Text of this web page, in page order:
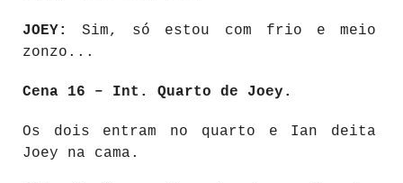
JOEY:
Sim, só estou com frio e meio
zonzo...
Cena 16 – Int. Quarto de Joey.
Os dois entram no quarto e Ian deita
Joey na cama.